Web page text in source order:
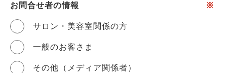
お問合せ者の情報 ※
サロン・美容室関係の方
一般のお客さま
その他（メディア関係者）